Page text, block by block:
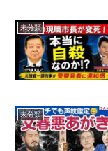
未分類
未分類